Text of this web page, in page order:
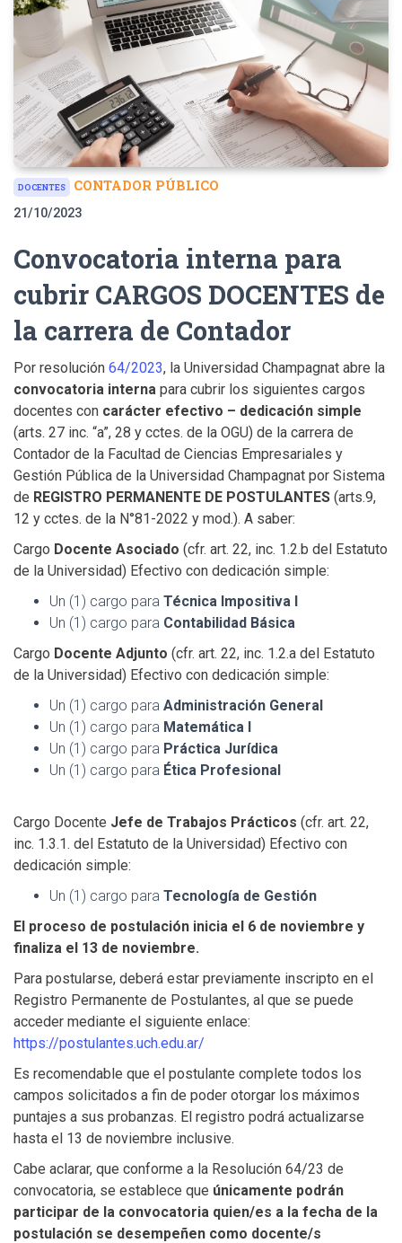
DOCENTES CONTADOR PÚBLICO
21/10/2023
Convocatoria interna para
cubrir CARGOS DOCENTES de
la carrera de Contador
Por resolución 64/2023, la Universidad Champagnat abre la
convocatoria interna para cubrir los siguientes cargos
docentes con carácter efectivo – dedicación simple
(arts. 27 inc. “a”, 28 y cctes. de la OGU) de la carrera de
Contador de la Facultad de Ciencias Empresariales y
Gestión Pública de la Universidad Champagnat por Sistema
de REGISTRO PERMANENTE DE POSTULANTES (arts.9,
12 y cctes. de la N°81-2022 y mod.). A saber:
Cargo Docente Asociado (cfr. art. 22, inc. 1.2.b del Estatuto
de la Universidad) Efectivo con dedicación simple:
Un (1) cargo para Técnica Impositiva I
Un (1) cargo para Contabilidad Básica
Cargo Docente Adjunto (cfr. art. 22, inc. 1.2.a del Estatuto
de la Universidad) Efectivo con dedicación simple:
Un (1) cargo para Administración General
Un (1) cargo para Matemática I
Un (1) cargo para Práctica Jurídica
Un (1) cargo para Ética Profesional
Cargo Docente Jefe de Trabajos Prácticos (cfr. art. 22,
inc. 1.3.1. del Estatuto de la Universidad) Efectivo con
dedicación simple:
Un (1) cargo para Tecnología de Gestión
El proceso de postulación inicia el 6 de noviembre y
finaliza el 13 de noviembre.
Para postularse, deberá estar previamente inscripto en el
Registro Permanente de Postulantes, al que se puede
acceder mediante el siguiente enlace:
https://postulantes.uch.edu.ar/
Es recomendable que el postulante complete todos los
campos solicitados a fin de poder otorgar los máximos
puntajes a sus probanzas. El registro podrá actualizarse
hasta el 13 de noviembre inclusive.
Cabe aclarar, que conforme a la Resolución 64/23 de
convocatoria, se establece que únicamente podrán
participar de la convocatoria quien/es a la fecha de la
postulación se desempeñen como docente/s